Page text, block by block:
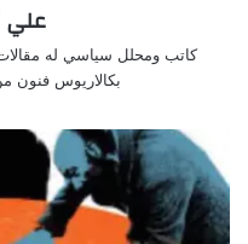
علي
كاتب ومحلل سياسي له
بكالاريوس فنون